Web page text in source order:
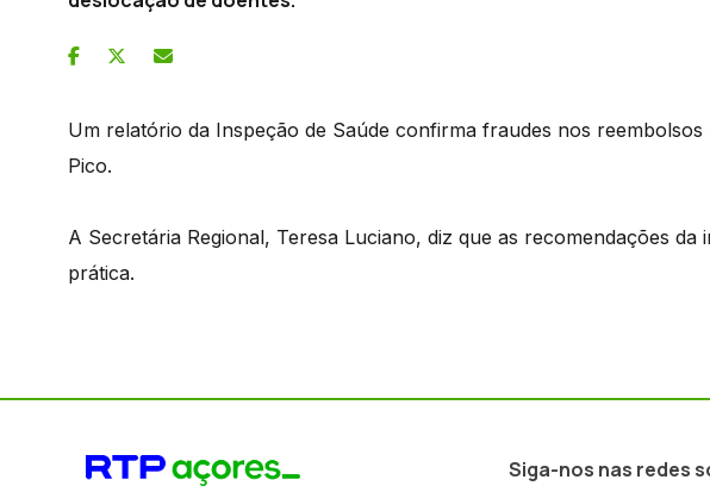
Um relatório da Inspeção de Saúde confirma fraudes nos reembolsos
Pico.
A Secretária Regional, Teresa Luciano, diz que as recomendações da
prática.
Siga-nos nas redes